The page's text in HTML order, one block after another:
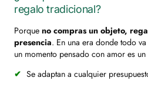
regalo tradicional?
Porque no compras un objeto,
presencia. En una era donde todo
un momento pensado con amor es
Se adaptan a cualquier